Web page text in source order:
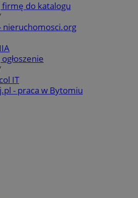
firmę do katalogu
nieruchomosci.org
IT
- praca w Bytomiu